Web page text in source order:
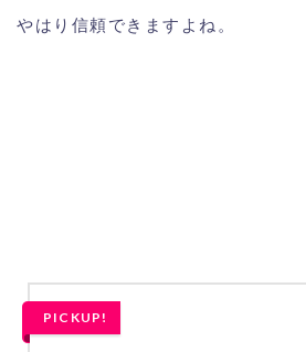
やはり信頼できますよね。
PICKUP!